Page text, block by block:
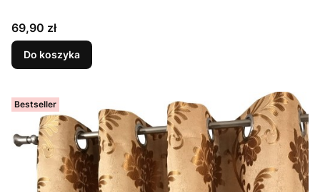
Cena
69,90 zł
Do koszyka
Bestseller